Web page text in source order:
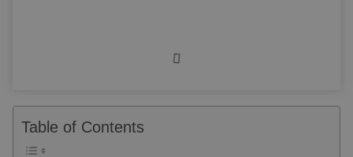
Table of Contents